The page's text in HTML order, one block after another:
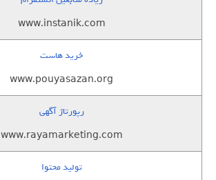
www.instanik.com
خرید هاست
www.pouyasazan.org
رپورتاژ آگهی
www.rayamarketing.com
تولید محتوا